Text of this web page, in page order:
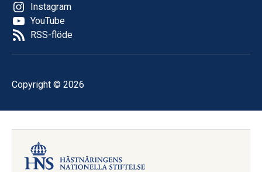
Instagram
YouTube
RSS-flöde
Copyright © 2026